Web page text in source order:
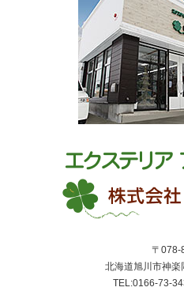
〒078-
北海道旭川市神
TEL:0166-73-